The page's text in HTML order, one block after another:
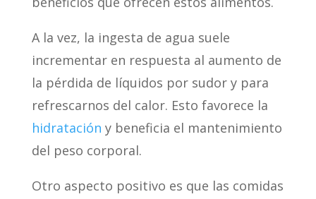
A la vez, la ingesta de agua suele
incrementar en respuesta al aumento de
la pérdida de líquidos por sudor y para
refrescarnos del calor. Esto favorece la
hidratación y beneficia el mantenimiento
del peso corporal.
Otro aspecto positivo es que las comidas